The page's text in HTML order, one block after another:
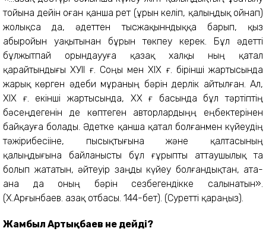
тойына дейін оған қанша рет (ұрын келіп, қалыңдық ойнап)
жолықса да, әдеттен тысжақынндыққа барып, қыз
абыройын уақытынан бұрын төкпеу керек. Бұл әдетті
бұлжытпай орындаууға қазақ халқы ның қатал
қарайтындығы ХУІІ ғ. Соңы мен ХІХ ғ. бірінші жартысында
жарық көрген әдеби мұраның бәрін дерлік айтылған. Ал,
ХІХ ғ. екінші жартысында, ХХ ғ басында бұл тәртіптің
бәсеңдегенін де көптеген авторлардыңң еңбектерінен
байқауға болады. Әдетке қанша қатал болғанмен күйеудің
тәжірибесііне, пысықтығына және қалтасының
қалыңдығына байланысты бұл ғұрыпты аттаушылық та
болып жататын, әйтеуір заңды күйеу болғандықтан, ата-
ана да оның бәрін сезбегендікке салынатын».
(Х.Арғынбаев. Қазақ отбасы. 144-бет). (Суретті қараңыз).
Жамбыл Артықбаев не дейді?